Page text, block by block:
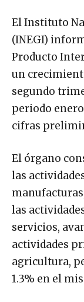
El Instituto
(INEGI)
Producto
un
segundo
periodo
cifras
El órgano
las
las
servicios,
actividades
agricultura,
1.3% en el